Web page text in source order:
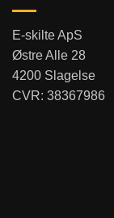
E-skilte ApS
Østre Alle 28
4200 Slagelse
CVR: 38367986